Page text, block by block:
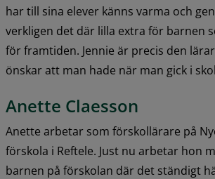
har till sina elever känns varma och
verkligen det där lilla extra för barnen
för framtiden. Jennie är precis den
önskar att man hade när man gick i
Anette Claesson
Anette arbetar som förskollärare på
förskola i Reftele. Just nu arbetar hon
barnen på förskolan där det ständigt